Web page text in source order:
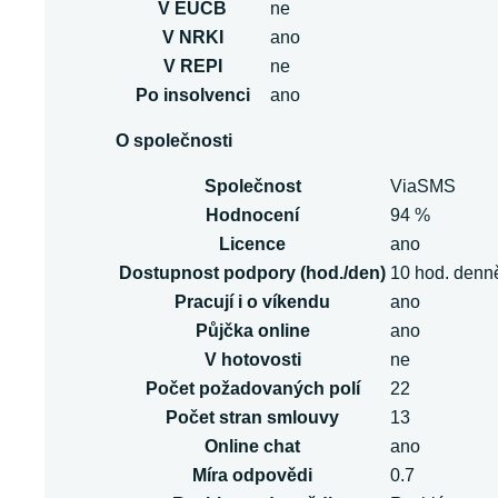
V EUCB
ne
V NRKI
ano
V REPI
ne
Po insolvenci
ano
O společnosti
Společnost
ViaSMS
Hodnocení
94 %
Licence
ano
Dostupnost podpory (hod./den) 10 hod.
Pracují i o víkendu
ano
Půjčka online
ano
V hotovosti
ne
Počet požadovaných polí
22
Počet stran smlouvy
13
Online chat
ano
Míra odpovědi
0.7